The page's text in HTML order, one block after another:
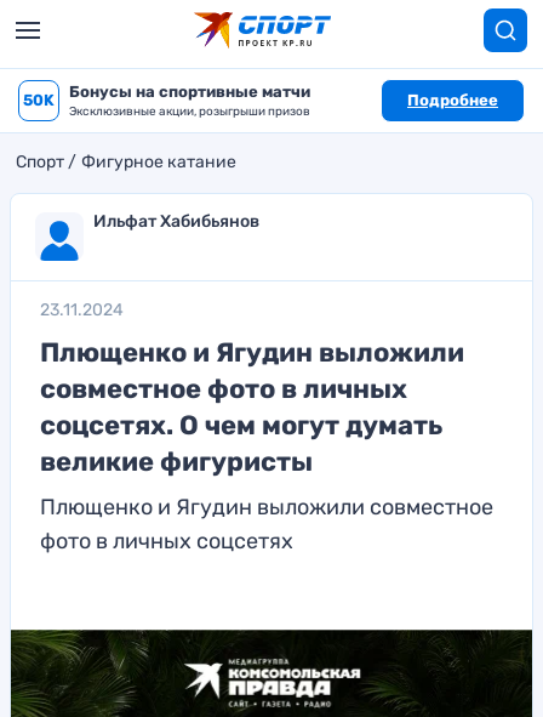
50K Бонусы на спортивные матчи
Эксклюзивные акции, розыгрыши призов
Подробнее
Спорт Фигурное катание
Ильфат Хабибьянов
23.11.2024
Плющенко и Ягудин выложили
совместное фото в личных
соцсетях. О чем могут думать
великие фигуристы
Плющенко и Ягудин выложили совместное
фото в личных соцсетях